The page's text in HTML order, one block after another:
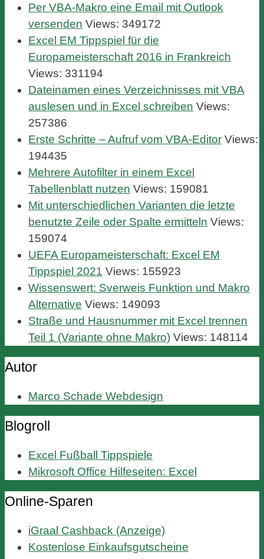
Per VBA-Makro eine Email mit Outlook
versenden Views: 349172
Excel EM Tippspiel für die
Europameisterschaft 2016 in Frankreich
Views: 331194
Dateinamen eines Verzeichnisses mit VBA
auslesen und in Excel schreiben Views:
257386
Erste Schritte – Aufruf vom VBA-Editor Views:
194435
Mehrere Autofilter in einem Excel
Tabellenblatt nutzen Views: 159081
Mit unterschiedlichen Varianten die letzte
benutzte Zeile oder Spalte ermitteln Views:
159074
UEFA Europameisterschaft: Excel EM
Tippspiel 2021 Views: 155923
Wissenswert: Sverweis Funktion und Makro
Alternative Views: 149093
Straße und Hausnummer mit Excel trennen
Teil 1 (Variante ohne Makro) Views: 148114
Autor
Marco Schade Webdesign
Blogroll
Excel Fußball Tippspiele
Mikrosoft Office Hilfeseiten: Excel
Online-Sparen
iGraal Cashback (Anzeige)
Kostenlose Einkaufsgutscheine